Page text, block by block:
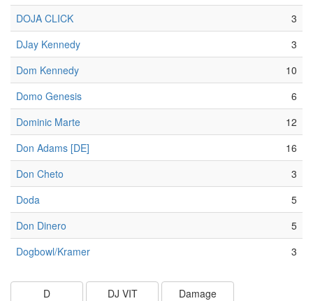
DOJA CLICK
3
DJay Kennedy
3
Dom Kennedy
10
Domo Genesis
6
Dominic Marte
12
Don Adams [DE]
16
Don Cheto
3
Doda
5
Don Dinero
5
Dogbowl/Kramer
3
D DJ VIT
Damage